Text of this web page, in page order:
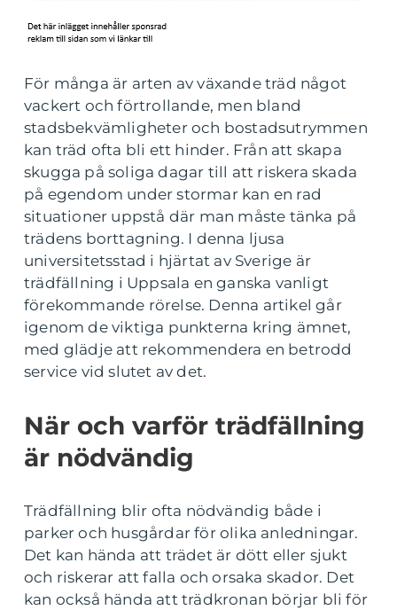
För många är arten av växande träd något
vackert och förtrollande, men bland
stadsbekvämligheter och bostadsutrymmen
kan träd ofta bli ett hinder. Från att skapa
skugga på soliga dagar till att riskera skada
på egendom under stormar kan en rad
situationer uppstå där man måste tänka på
trädens borttagning. I denna ljusa
universitetsstad i hjärtat av Sverige är
trädfällning i Uppsala en ganska vanligt
förekommande rörelse. Denna artikel går
igenom de viktiga punkterna kring ämnet,
med glädje att rekommendera en betrodd
service vid slutet av det.
När och varför trädfällning
är nödvändig
Trädfällning blir ofta nödvändig både i
parker och husgårdar för olika anledningar.
Det kan hända att trädet är dött eller sjukt
och riskerar att falla och orsaka skador. Det
kan också hända att trädkronan börjar bli för